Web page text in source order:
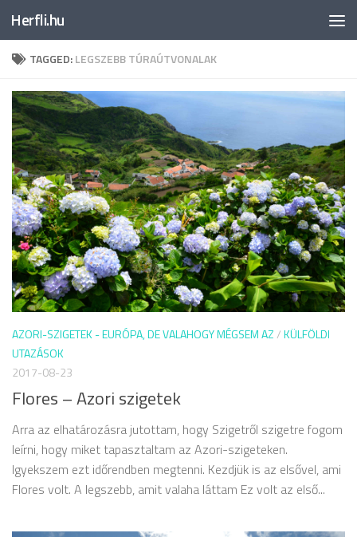
Skip to content
Herfli.hu
TAGGED:LEGSZEBB TÚRAÚTVONALAK
AZORI-SZIGETEK - EURÓPA, DE VALAHOGY MÉGSEM AZ/KÜLFÖLDI
UTAZÁSOK
2017-08-23
Flores – Azori szigetek
Arra az elhatározásra jutottam, hogy Szigetről szigetre fogom
leírni, hogy miket tapasztaltam az Azori-szigeteken.
Igyekszem ezt időrendben megtenni. Kezdjük is az elsővel, ami
Flores volt. A legszebb, amit valaha láttam Ez volt az első...